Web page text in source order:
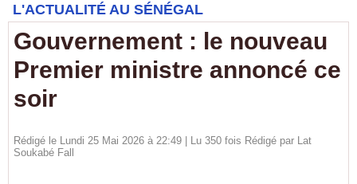
L'ACTUALITÉ AU SÉNÉGAL
Gouvernement : le nouveau
Premier ministre annoncé ce
soir
Rédigé le Lundi 25 Mai 2026 à 22:49 | Lu 350 fois Rédigé par Lat
Soukabé Fall